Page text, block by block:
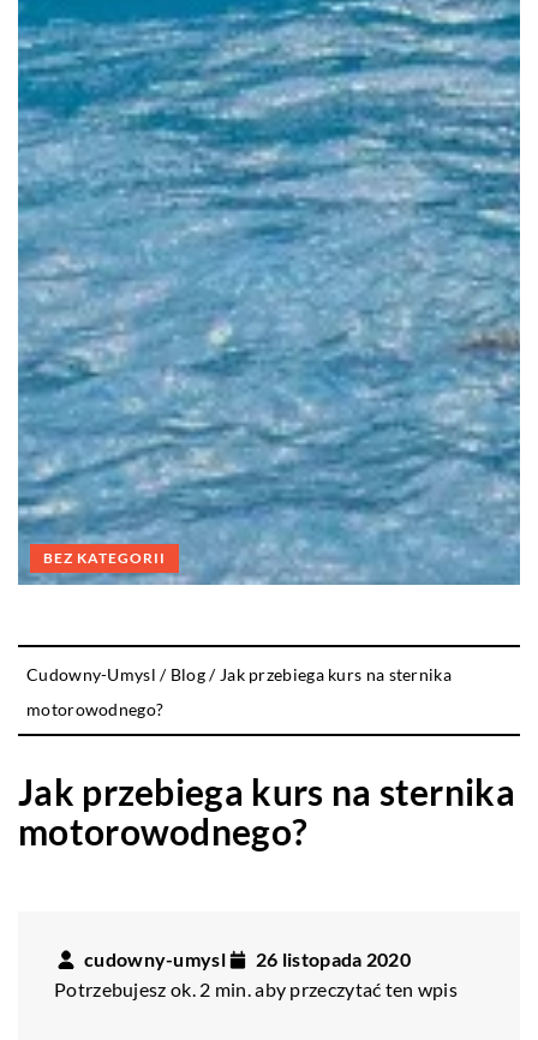
BEZ KATEGORII
Cudowny-Umysl / Blog/ Jak przebiega kurs na sternika
motorowodnego?
Jak przebiega kurs na sternika
motorowodnego?
cudowny-umysl
26 listopada 2020
Potrzebujesz ok. 2 min. aby przeczytać ten wpis